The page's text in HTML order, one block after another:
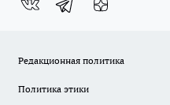
Редакционная политика
Политика этики